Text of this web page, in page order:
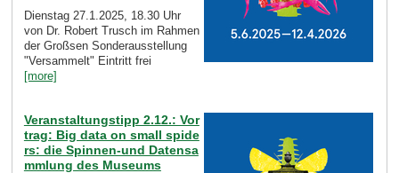
Dienstag 27.1.2025, 18.30 Uhr
von Dr. Robert Trusch im Rahmen
der Großsen Sonderausstellung
"Versammelt" Eintritt frei
[more]
Veranstaltungstipp 2.12.: Vor
trag: Big data on small spide
rs: die Spinnen-und Datensa
mmlung des Museums